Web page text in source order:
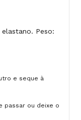
Peso:
e seque à
passar ou deixe o